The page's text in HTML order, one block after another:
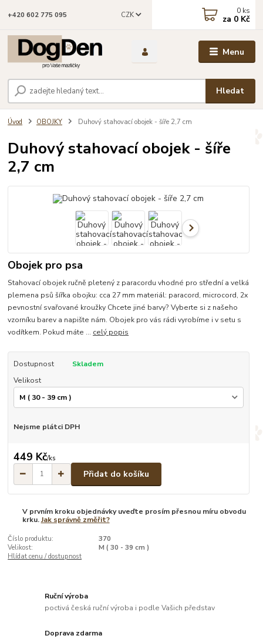
Menu
CZK
Hledat
+420 602 775 095 0 ks
za 0 Kč
Úvod OBOJKY Duhový stahovací obojek - šíře 2,7 cm
Duhový stahovací obojek - šíře
2,7 cm
Obojek pro psa
Stahovací obojek ručně pletený z paracordu vhodné pro střední a velká
plemena psů šířka obojku: cca 27 mm materiál: paracord, microcord, 2x
pevnostní svařované kroužky Chcete jiné barvy? Vyberte si z našeho
vzorníku barev a napište nám. Obojek pro vás rádi vyrobíme i v setu s
vodítkem. Pokud máte ... celý popis
Dostupnost
Skladem
Velikost
Nejsme plátci DPH
449 Kč/ks
Přidat do košíku
V prvním kroku objednávky uveďte prosím přesnou míru obvodu
krku.Jak správně změřit?
Číslo produktu:
370
Velikost:
M ( 30 - 39 cm )
Hlídat cenu / dostupnost
Ruční výroba
poctivá česká ruční výroba i podle Vašich představ
Doprava zdarma